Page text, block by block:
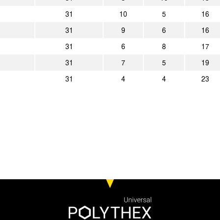
31 10 5 16
31 9 6 16
31 6 8 17
31 7 5 19
31 4 4 23